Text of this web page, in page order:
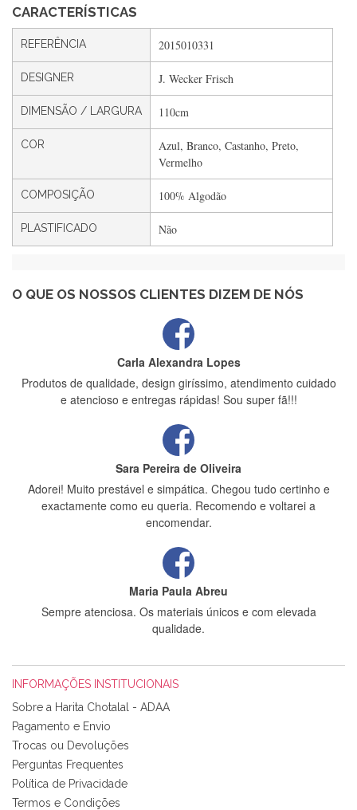
CARACTERÍSTICAS
REFERÊNCIA 2015010331
DESIGNER J. Wecker Frisch
DIMENSÃO / LARGURA 110cm
COR
Azul, Branco, Castanho, Preto,
Vermelho
COMPOSIÇÃO 100% Algodão
PLASTIFICADO Não
O QUE OS NOSSOS CLIENTES DIZEM DE NÓS
Silvia André
Gostei ,Serviço bastante rápido. recomendo
Filipa Freire
Rápido, atendimento 5*. Hoje chegará a segunda encomenda
feita de muitas certamente❤️
estrelas
Carla Alexandra Lopes
Produtos de qualidade, design giríssimo, atendimento cuidado
e atencioso e entregas rápidas! Sou super fã!!!
Sara Pereira de Oliveira
Adorei! Muito prestável e simpática. Chegou tudo certinho e
exactamente como eu queria. Recomendo e voltarei a
encomendar.
Maria Paula Abreu
Sempre atenciosa. Os materiais únicos e com elevada
qualidade.
Tudo chegou em condições, pois os produtos vieram muito
bem acondicionados. Estou plenamente satisfeita com os
produtos adquiridos. Relativamente à bolsa, tem um tecido
com um padrão e cores muito bonitas e a execução está
perfeitíssima. Futuramente penso voltar a comprar na vossa
loja, têm excelentes artigos a um preço muito justo. A
INFORMAÇÕES INSTITUCIONAIS
Sobre a Harita Chotalal - ADAA
Pagamento e Envio
Trocas ou Devoluções
Perguntas Frequentes
Política de Privacidade
Termos e Condições